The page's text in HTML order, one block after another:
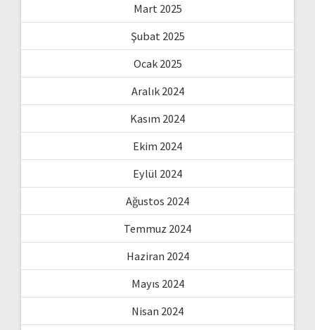
Mart 2025
Şubat 2025
Ocak 2025
Aralık 2024
Kasım 2024
Ekim 2024
Eylül 2024
Ağustos 2024
Temmuz 2024
Haziran 2024
Mayıs 2024
Nisan 2024